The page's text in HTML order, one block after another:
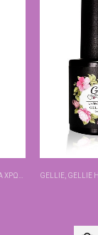
GELLIE,